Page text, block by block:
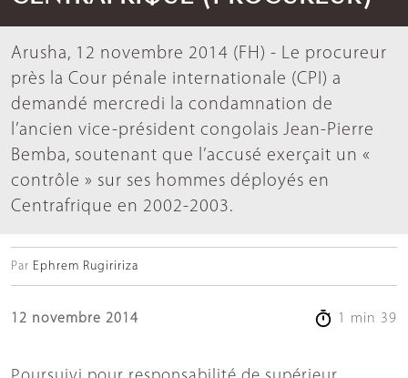
Arusha, 12 novembre 2014 (FH) - Le procureur
près la Cour pénale internationale (CPI) a
demandé mercredi la condamnation de
l’ancien vice-président congolais Jean-Pierre
Bemba, soutenant que l’accusé exerçait un «
contrôle » sur ses hommes déployés en
Centrafrique en 2002-2003.
Par Ephrem Rugiririza
12 novembre 2014 1 min 39